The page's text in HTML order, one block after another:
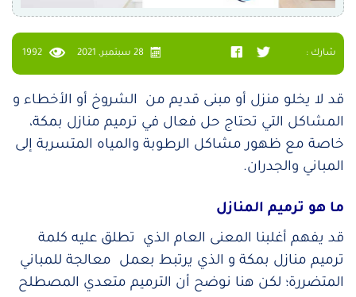
شارك : 28 سبتمبر, 2021 1992
قد لا يخلو منزل أو مبنى قديم من الشروخ أو الأخطاء و
المشاكل التي تحتاج حل فعال في ترميم منازل بمكة،
خاصة مع ظهور مشاكل الرطوبة والمياه المتسربة إلى
المباني والجدران.
ما هو ترميم المنازل
قد يفهم أغلبنا المعنى العام الذي تطلق عليه كلمة
ترميم منازل بمكة و الذي يرتبط بعمل معالجة للمباني
المتضررة؛ لكن هنا نوضح أن الترميم متعدي المصطلح